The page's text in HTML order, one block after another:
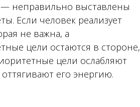
— неправильно выставлены
Если человек реализует
не важна, а
цели остаются в стороне,
цели ослабляют
оттягивают его энергию.